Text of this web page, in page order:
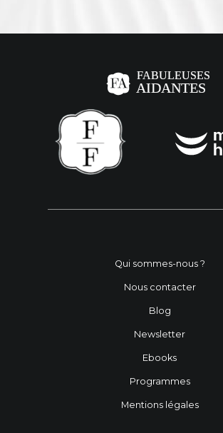
Qui sommes-nous ?
Nous contacter
Blog
Newsletter
Ebooks
Programmes
Mentions légales